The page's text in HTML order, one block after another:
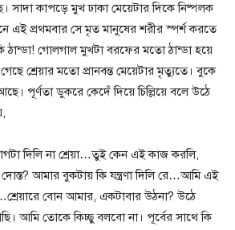
সাদা কাপড়ে মুখ ঢাকা মেয়েটার দিকে নিষ্পলক
এই প্রথমবার সে মৃত মানুষের শরীর স্পর্শ করতে
ঠান্ডা! গোলগাল মুখটা বরফের মতো ঠান্ডা হয়ে
শ্রেয়ার মতো প্রানবন্ত মেয়েটার মৃত্যুতে। বুকে
পূর্ণতা ডুকরে কেদেঁ দিয়ে চিল্লিয়ে বলে উঠে
দিলি না শ্রেয়া…তুই কেন এই কাজ করলি,
আমার বুকটায় কি যন্ত্রণা দিলি রে…আমি এই
বোন আমার, একটাবার উঠনা? উঠে
আমি তোকে কিচ্ছু বলবো না। পূর্বের সাথে কি